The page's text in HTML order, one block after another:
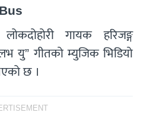
गायक हरिजङ्ग
यु” गीतको म्युजिक भिडियो
छ ।